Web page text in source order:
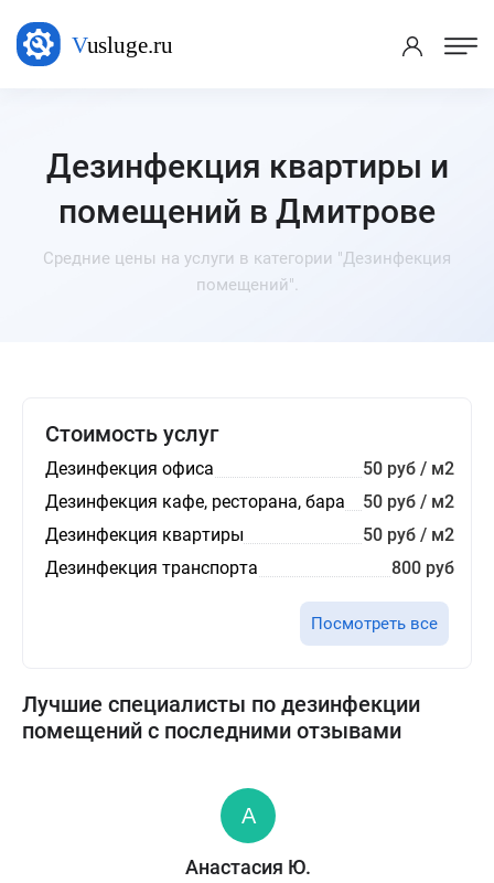
Дезинфекция квартиры и
помещений в Дмитрове
Средние цены на услуги в категории "Дезинфекция
помещений".
Стоимость услуг
Дезинфекция офиса
50 руб / м2
Дезинфекция кафе, ресторана, бара
50 руб / м2
Дезинфекция квартиры
50 руб / м2
Дезинфекция транспорта
800 руб
Посмотреть все
Лучшие специалисты по дезинфекции
помещений с последними отзывами
Анастасия Ю.